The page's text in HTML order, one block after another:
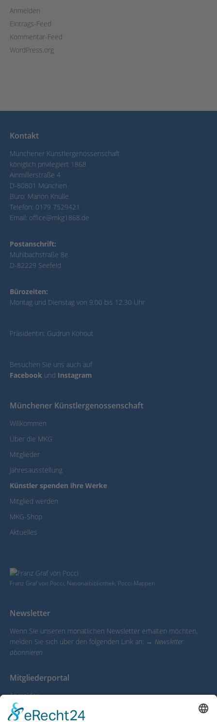
Anmelden
Eintrags-Feed
Kommentar-Feed
WordPress.org
Kontakt
Münchener Künstlergenossenschaft
königlich privilegiert 1868
Ainmillerstraße 4
D-80801 München
Büro: Marion Knülle
Telefon: 0179 7529421
Email: office@mkg1868.de
Postanschrift:
Mühlbachstraße 8e
D-82229 Seefeld
Bürozeiten:
Montag und Dienstag von 9.00 bis 12.30 Uhr
Präsidentin: Gudrun Kohout
Besuchen Sie uns auch auf
Facebook und Instagram
Münchener Künstlergenossenschaft
Willkommen
Über die MKG
Mitglieder
Jahresausstellung
Künstler spenden ihre Werke
Mitglied werden
MKG-Shop
Aktuelles
Franz Graf von Pocci, Nationalbibliothek, Pocci-Mappen
Newsletter
Wenn Sie unseren monatlichen Newsletter erhalten möchten,
melden Sie sich über den folgenden Link an: → Newsletter
abonnieren
Mitgliederportal
Anmelden
Mein Account
Infocenter